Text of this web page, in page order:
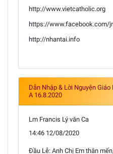
http://www.vietcatholic.org
https://www.facebook.com/
http://nhantai.info
Dẫn Nhập & Lời Nguyện
A 16.8.2020
Lm Francis Lý văn Ca
14:46 12/08/2020
Đầu Lễ: Anh Chị Em thân mến,